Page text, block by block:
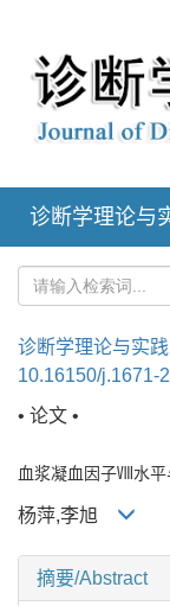
诊断学理论与
诊断学理论与实践
10.16150/j.1671-
• 论文 •
血浆凝血因子Ⅷ水平
杨萍,李旭
摘要/Abstract